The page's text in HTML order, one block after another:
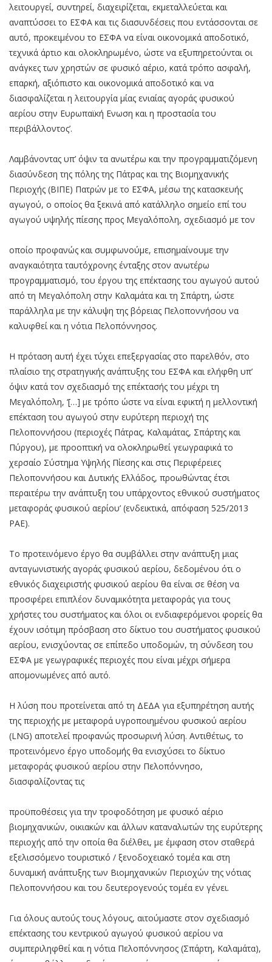
λειτουργεί, συντηρεί, διαχειρίζεται, εκμεταλλεύεται και
αναπτύσσει το ΕΣΦΑ και τις διασυνδέσεις που εντάσσονται σε
αυτό, προκειμένου το ΕΣΦΑ να είναι οικονομικά αποδοτικό,
τεχνικά άρτιο και ολοκληρωμένο, ώστε να εξυπηρετούνται οι
ανάγκες των χρηστών σε φυσικό αέριο, κατά τρόπο ασφαλή,
επαρκή, αξιόπιστο και οικονομικά αποδοτικό και να
διασφαλίζεται η λειτουργία μίας ενιαίας αγοράς φυσικού
αερίου στην Ευρωπαϊκή Eνωση και η προστασία του
περιβάλλοντος’.
Λαμβάνοντας υπ’ όψιν τα ανωτέρω και την προγραμματιζόμενη
διασύνδεση της πόλης της Πάτρας και της Βιομηχανικής
Περιοχής (ΒΙΠΕ) Πατρών με το ΕΣΦΑ, μέσω της κατασκευής
αγωγού, o οποίος θα ξεκινά από κατάλληλο σημείο επί του
αγωγού υψηλής πίεσης προς Μεγαλόπολη, σχεδιασμό με τον
οποίο προφανώς και συμφωνούμε, επισημαίνουμε την
αναγκαιότητα ταυτόχρονης ένταξης στον ανωτέρω
προγραμματισμό, του έργου της επέκτασης του αγωγού αυτού
από τη Μεγαλόπολη στην Καλαμάτα και τη Σπάρτη, ώστε
παράλληλα με την κάλυψη της βόρειας Πελοποννήσου να
καλυφθεί και η νότια Πελοπόννησος.
Η πρόταση αυτή έχει τύχει επεξεργασίας στο παρελθόν, στο
πλαίσιο της στρατηγικής ανάπτυξης του ΕΣΦΑ και ελήφθη υπ’
όψιν κατά τον σχεδιασμό της επέκτασής του μέχρι τη
Μεγαλόπολη, ‘[…] με τρόπο ώστε να είναι εφικτή η μελλοντική
επέκταση του αγωγού στην ευρύτερη περιοχή της
Πελοποννήσου (περιοχές Πάτρας, Καλαμάτας, Σπάρτης και
Πύργου), με προοπτική να ολοκληρωθεί γεωγραφικά το
χερσαίο Σύστημα Υψηλής Πίεσης και στις Περιφέρειες
Πελοποννήσου και Δυτικής Ελλάδος, προωθώντας έτσι
περαιτέρω την ανάπτυξη του υπάρχοντος εθνικού συστήματος
μεταφοράς φυσικού αερίου’ (ενδεικτικά, απόφαση 525/2013
ΡΑΕ).
Το προτεινόμενο έργο θα συμβάλλει στην ανάπτυξη μιας
ανταγωνιστικής αγοράς φυσικού αερίου, δεδομένου ότι ο
εθνικός διαχειριστής φυσικού αερίου θα είναι σε θέση να
προσφέρει επιπλέον δυναμικότητα μεταφοράς για τους
χρήστες του συστήματος και όλοι οι ενδιαφερόμενοι φορείς θα
έχουν ισότιμη πρόσβαση στο δίκτυο του συστήματος φυσικού
αερίου, ενισχύοντας σε επίπεδο υποδομών, τη σύνδεση του
ΕΣΦΑ με γεωγραφικές περιοχές που είναι μέχρι σήμερα
απομονωμένες από αυτό.
Η λύση που προτείνεται από τη ΔΕΔΑ για εξυπηρέτηση αυτής
της περιοχής με μεταφορά υγροποιημένου φυσικού αερίου
(LNG) αποτελεί προφανώς προσωρινή λύση. Αντιθέτως, το
προτεινόμενο έργο υποδομής θα ενισχύσει το δίκτυο
μεταφοράς φυσικού αερίου στην Πελοπόννησο,
διασφαλίζοντας τις
προϋποθέσεις για την τροφοδότηση με φυσικό αέριο
βιομηχανικών, οικιακών και άλλων καταναλωτών της ευρύτερης
περιοχής από την οποία θα διέλθει, με έμφαση στον σταθερά
εξελισσόμενο τουριστικό / ξενοδοχειακό τομέα και στη
δυναμική ανάπτυξης των Βιομηχανικών Περιοχών της νότιας
Πελοποννήσου και του δευτερογενούς τομέα εν γένει.
Για όλους αυτούς τους λόγους, αιτούμαστε στον σχεδιασμό
επέκτασης του κεντρικού αγωγού φυσικού αερίου να
συμπεριληφθεί και η νότια Πελοπόννησος (Σπάρτη, Καλαμάτα),